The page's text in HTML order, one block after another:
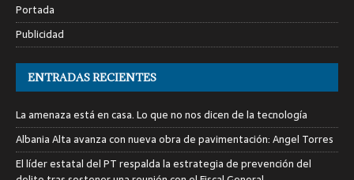
Portada
Publicidad
ENTRADAS RECIENTES
La amenaza está en casa. Lo que no nos dicen de la tecnología
Albania Alta avanza con nueva obra de pavimentación: Angel Torres
El líder estatal del PT respalda la estrategia de prevención del